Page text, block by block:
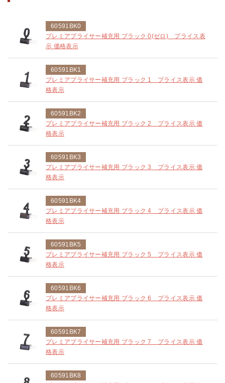
60591BK0
プレミアプライサー補充用 ブラック 0(ゼロ) プライス表
示 価格表示
60591BK1
プレミアプライサー補充用 ブラック 1 プライス表示 価
格表示
60591BK2
プレミアプライサー補充用 ブラック 2 プライス表示 価
格表示
60591BK3
プレミアプライサー補充用 ブラック 3 プライス表示 価
格表示
60591BK4
プレミアプライサー補充用 ブラック 4 プライス表示 価
格表示
60591BK5
プレミアプライサー補充用 ブラック 5 プライス表示 価
格表示
60591BK6
プレミアプライサー補充用 ブラック 6 プライス表示 価
格表示
60591BK7
プレミアプライサー補充用 ブラック 7 プライス表示 価
格表示
60591BK8